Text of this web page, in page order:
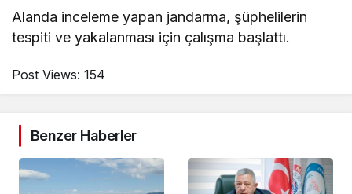
Alanda inceleme yapan jandarma, şüphelilerin
tespiti ve yakalanması için çalışma başlattı.
Post Views: 154
Benzer Haberler